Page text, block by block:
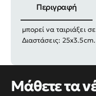
Περιγραφή
Ρολόι τοίχου σε
μπορεί να ταιριάξει
Διαστάσεις: 25x3.5cm.
Μάθετε τα